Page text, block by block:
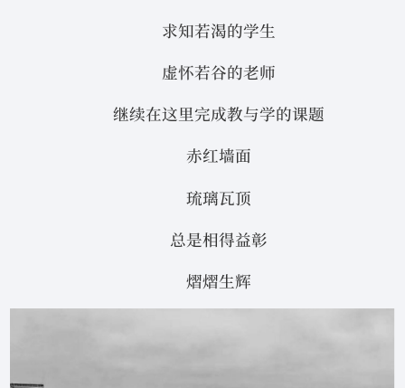
求知若渴的学生
虚怀若谷的老师
继续在这里完成教与学的课题
赤红墙面
琉璃瓦顶
总是相得益彰
熠熠生辉